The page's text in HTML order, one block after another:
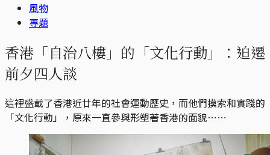
風物
專題
香港「自治八樓」的「文化行動」：迫遷
前夕四人談
這裡盛載了香港近廿年的社會運動歷史，而他們摸索和實踐的
「文化行動」，原來一直參與形塑著香港的面貌⋯⋯